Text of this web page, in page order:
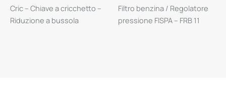
Cric – Chiave a cricchetto –
Riduzione a bussola
Filtro benzina / Regolatore
pressione FISPA – FRB 11